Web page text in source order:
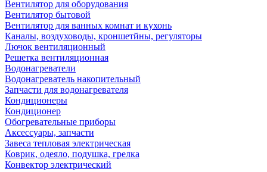
Вентилятор для оборудования
Вентилятор бытовой
Вентилятор для ванных комнат и кухонь
Каналы, воздуховоды, кроншетйны, регуляторы
Лючок вентиляционный
Решетка вентиляционная
Водонагреватели
Водонагреватель накопительный
Запчасти для водонагревателя
Кондиционеры
Кондиционер
Обогревательные приборы
Аксессуары, запчасти
Завеса тепловая электрическая
Коврик, одеяло, подушка, грелка
Конвектор электрический